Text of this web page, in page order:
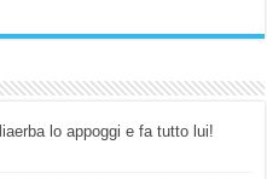
lo appoggi e fa tutto lui!